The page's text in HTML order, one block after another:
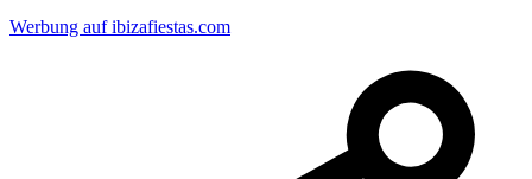
Werbung auf ibizafiestas.com